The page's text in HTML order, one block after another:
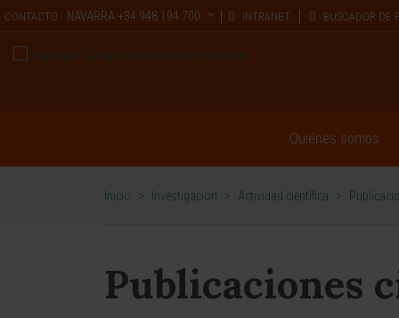
CONTACTO NAVARRA +34 948 194 700 INTRANET BUSCADOR DE
Quiénes somos
Inicio > Investigación > Actividad científica >
Publicaciones